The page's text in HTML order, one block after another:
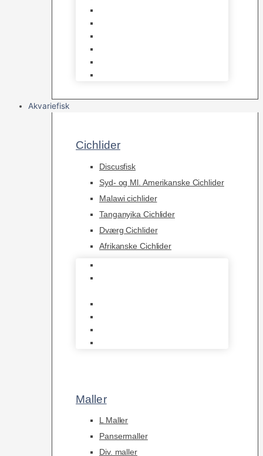
Akvariefisk
Cichlider
Discusfisk
Syd- og Ml. Amerikanske Cichlider
Malawi cichlider
Tanganyika Cichlider
Dværg Cichlider
Afrikanske Cichlider
Maller
L Maller
Pansermaller
Div. maller